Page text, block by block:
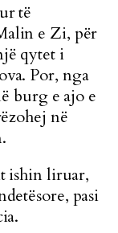
të
e Zi, për
qytet i
Por, nga
burg e ajo e
në
ishin liruar,
pasi